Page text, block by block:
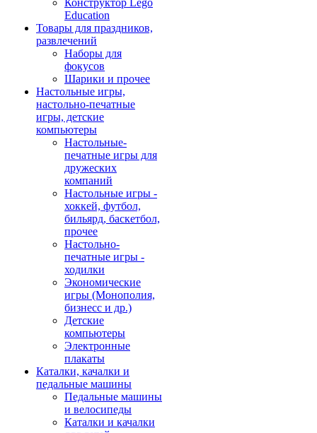
Конструктор Lego
Education
Товары для праздников,
развлечений
Наборы для
фокусов
Шарики и прочее
Настольные игры,
настольно-печатные
игры, детские
компьютеры
Настольные-
печатные игры для
дружеских
компаний
Настольные игры -
хоккей, футбол,
бильярд, баскетбол,
прочее
Настольно-
печатные игры -
ходилки
Экономические
игры (Монополия,
бизнесс и др.)
Детские
компьютеры
Электронные
плакаты
Каталки, качалки и
педальные машины
Педальные машины
и велосипеды
Каталки и качалки